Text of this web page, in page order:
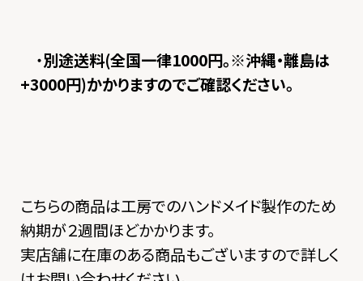
・別途送料(全国一律1000円。※沖縄・離島は
+3000円)かかりますのでご確認ください。
こちらの商品は工房でのハンドメイド製作のため
納期が２週間ほどかかります。
実店舗に在庫のある商品もございますので詳しく